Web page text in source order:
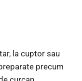
la cuptor sau
precum